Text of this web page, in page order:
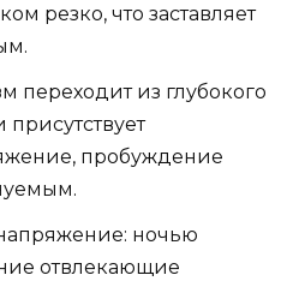
резко, что заставляет
переходит из глубокого
присутствует
пробуждение
ночью
отвлекающие